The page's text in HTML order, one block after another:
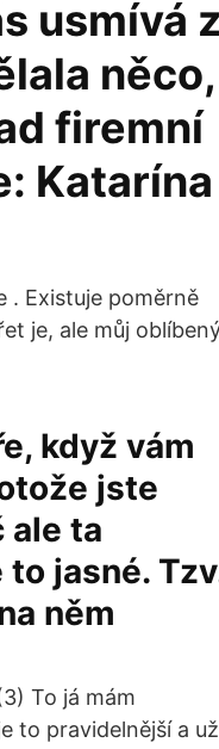
usmívá z
něco,
firemní
Katarína
. Existuje poměrně
je, ale můj
když vám
jste
ale ta
jasné.
něm
To já mám
to pravidelnější a už